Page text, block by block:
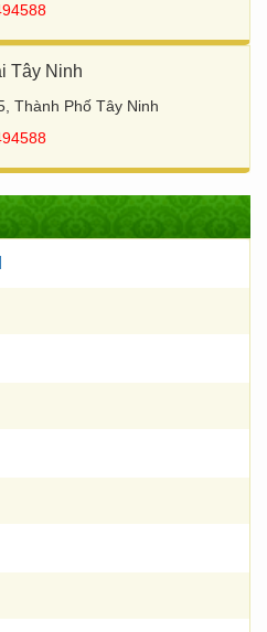
Tây Ninh
Thành Phố Tây Ninh